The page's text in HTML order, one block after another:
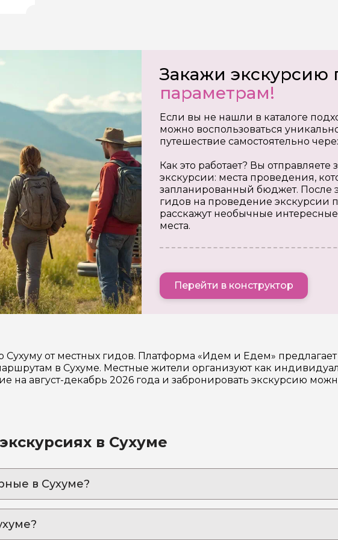
Закажи экскурсию
параметрам!
Если вы не нашли в каталоге
можно воспользоваться
путешествие самостоятельно
Как это работает? Вы
экскурсии: места проведения,
запланированный бюджет. После
гидов на проведение экскурсии
расскажут необычные
места.
Перейти в конструктор
от местных гидов. Платформа «Идем и Едем»
в Сухуме. Местные жители организуют как
на август-декабрь 2026 года и забронировать экскурсию
в Сухуме
в Сухуме?